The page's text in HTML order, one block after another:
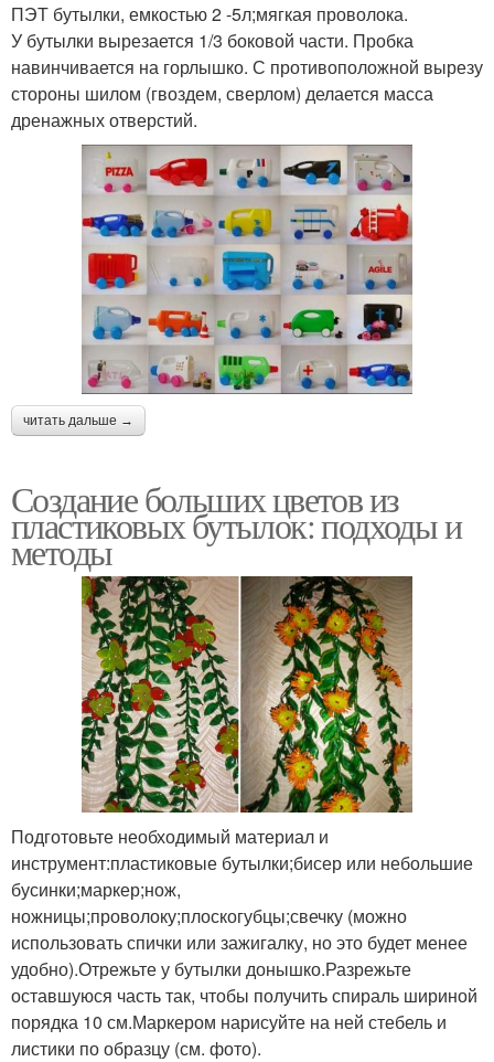
ПЭТ бутылки, емкостью 2 -5л;мягкая проволока.
У бутылки вырезается 1/3 боковой части. Пробка
навинчивается на горлышко. С противоположной вырезу
стороны шилом (гвоздем, сверлом) делается масса
дренажных отверстий.
читать дальше →
Создание больших цветов из
пластиковых бутылок: подходы и
методы
Подготовьте необходимый материал и
инструмент:пластиковые бутылки;бисер или небольшие
бусинки;маркер;нож,
ножницы;проволоку;плоскогубцы;свечку (можно
использовать спички или зажигалку, но это будет менее
удобно).Отрежьте у бутылки донышко.Разрежьте
оставшуюся часть так, чтобы получить спираль шириной
порядка 10 см.Маркером нарисуйте на ней стебель и
листики по образцу (см. фото).